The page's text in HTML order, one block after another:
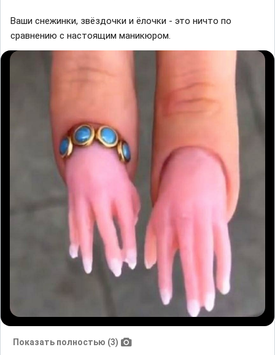
Ваши снежинки, звёздочки и ёлочки - это ничто по
сравнению с настоящим маникюром.
Показать полностью (3)